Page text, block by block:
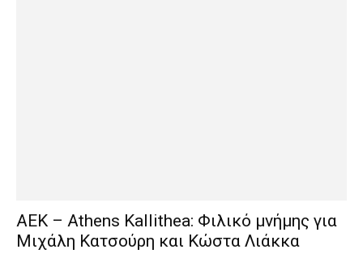
ΑΕΚ – Athens Kallithea: Φιλικό μνήμης για
Μιχάλη Κατσούρη και Κώστα Λιάκκα